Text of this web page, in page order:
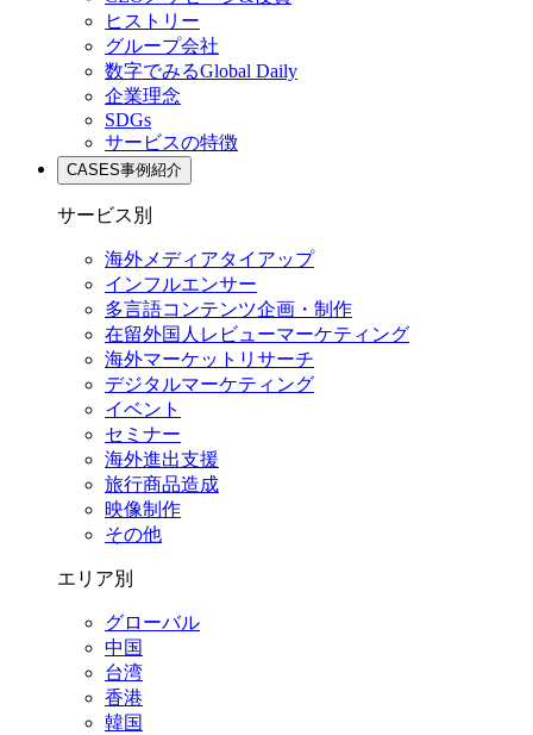
ヒストリー
グループ会社
数字でみるGlobal Daily
企業理念
SDGs
サービスの特徴
CASES事例紹介
サービス別
海外メディアタイアップ
インフルエンサー
多言語コンテンツ企画・制作
在留外国⼈レビューマーケティング
海外マーケットリサーチ
デジタルマーケティング
イベント
セミナー
海外進出支援
旅行商品造成
映像制作
その他
エリア別
グローバル
中国
台湾
香港
韓国